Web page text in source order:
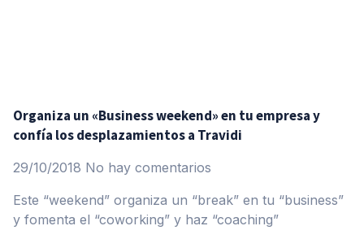
Organiza un «Business weekend» en tu empresa y
confía los desplazamientos a Travidi
29/10/2018 No hay comentarios
Este “weekend” organiza un “break” en tu “business”
y fomenta el “coworking” y haz “coaching”